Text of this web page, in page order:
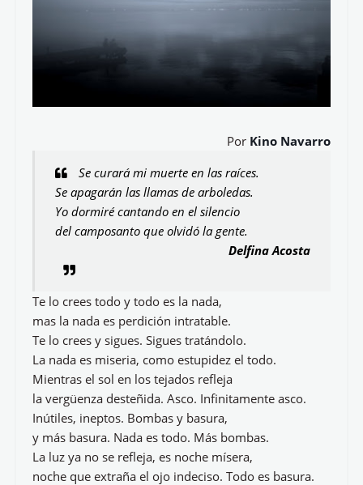
Por Kino Navarro
Se curará mi muerte en las raíces.
Se apagarán las llamas de arboledas.
Yo dormiré cantando en el silencio
del camposanto que olvidó la gente.
Delfina Acosta
Te lo crees todo y todo es la nada,
mas la nada es perdición intratable.
Te lo crees y sigues. Sigues tratándolo.
La nada es miseria, como estupidez el todo.
Mientras el sol en los tejados refleja
la vergüenza desteñida. Asco. Infinitamente asco.
Inútiles, ineptos. Bombas y basura,
y más basura. Nada es todo. Más bombas.
La luz ya no se refleja, es noche mísera,
noche que extraña el ojo indeciso. Todo es basura.